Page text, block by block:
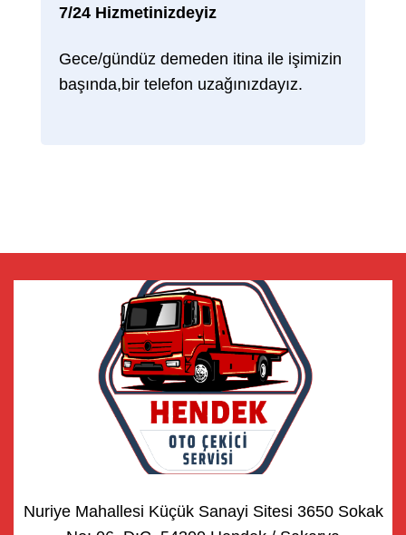
7/24 Hizmetinizdeyiz
Gece/gündüz demeden itina ile işimizin
başında,bir telefon uzağınızdayız.
Nuriye Mahallesi Küçük Sanayi Sitesi 3650 Sokak